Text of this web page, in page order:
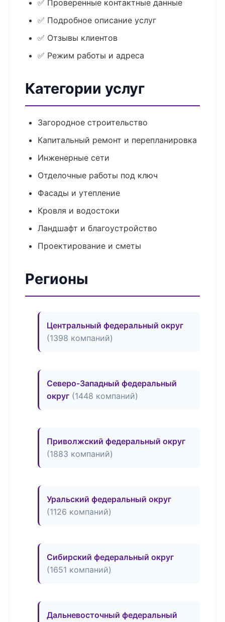
✅ Проверенные контактные данные
✅ Подробное описание услуг
✅ Отзывы клиентов
✅ Режим работы и адреса
Категории услуг
Загородное строительство
Капитальный ремонт и перепланировка
Инженерные сети
Отделочные работы под ключ
Фасады и утепление
Кровля и водостоки
Ландшафт и благоустройство
Проектирование и сметы
Регионы
Центральный федеральный округ
(1398 компаний)
Северо-Западный федеральный
округ (1448 компаний)
Приволжский федеральный округ
(1883 компаний)
Уральский федеральный округ
(1126 компаний)
Сибирский федеральный округ
(1651 компаний)
Дальневосточный федеральный